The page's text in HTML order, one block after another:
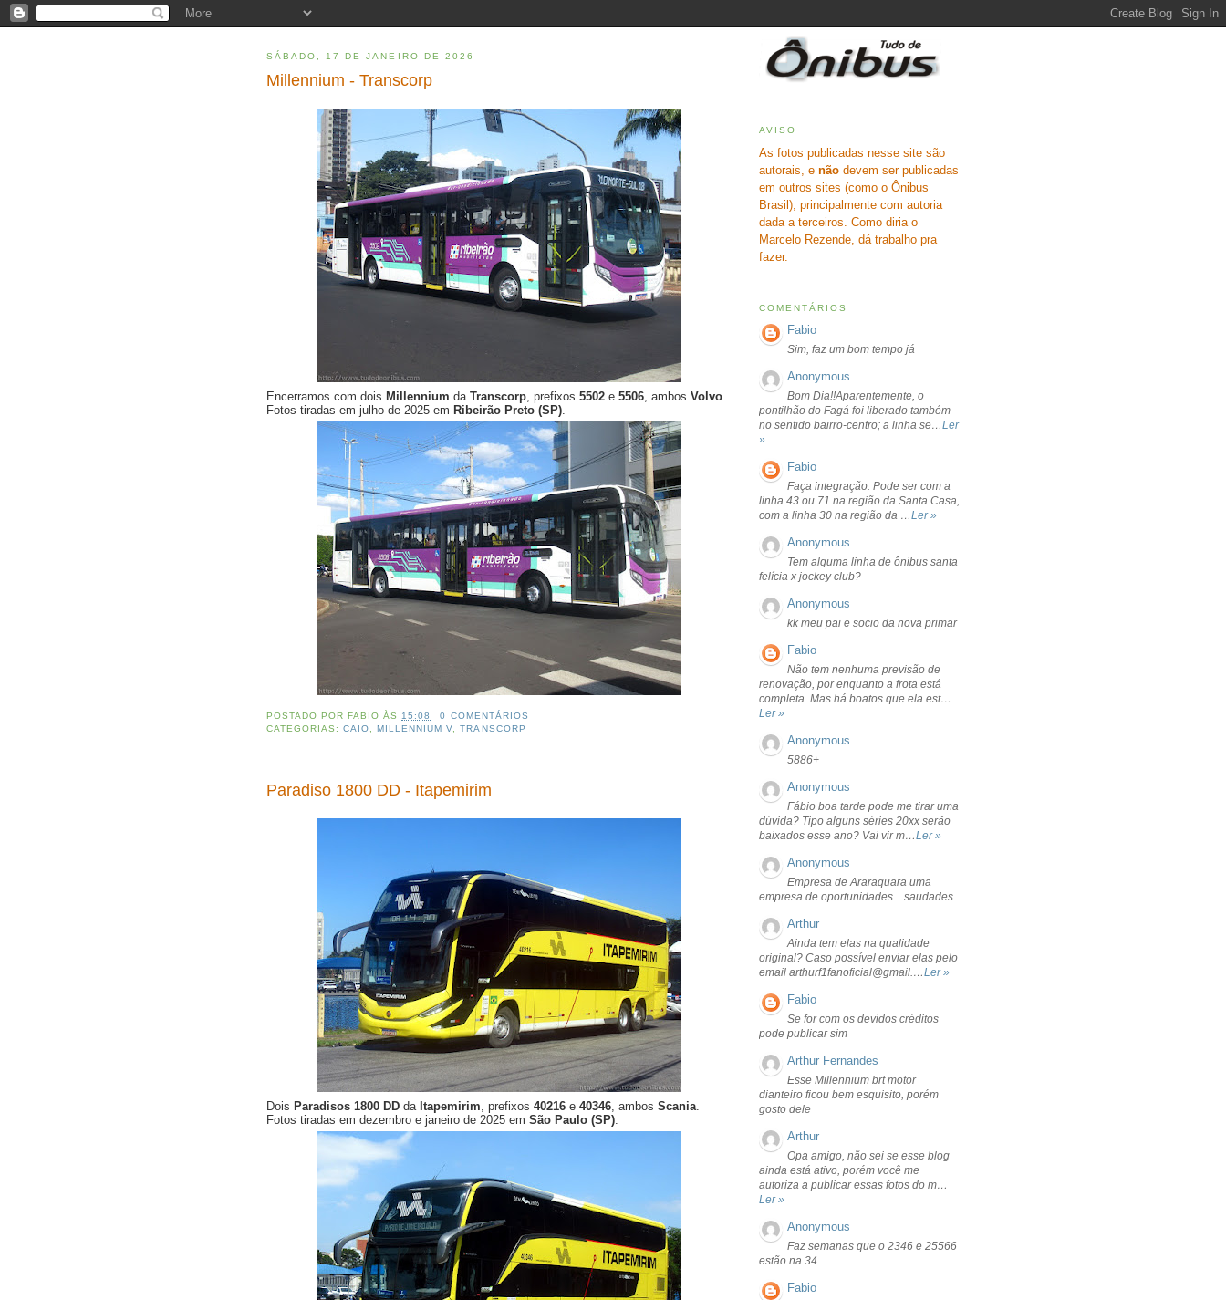
SÁBADO, 17 DE JANEIRO DE 2026
Millennium - Transcorp
Encerramos com dois Millennium da Transcorp, prefixos 5502 e 5506, ambos Volvo.
Fotos tiradas em julho de 2025 em Ribeirão Preto (SP).
POSTADO PORFABIO ÀS 15:08
0 COMENTÁRIOS
CATEGORIAS:CAIO ,MILLENNIUM V ,TRANSCORP
Paradiso 1800 DD - Itapemirim
Dois Paradisos 1800 DD da Itapemirim, prefixos 40216 e 40346, ambos Scania.
Fotos tiradas em dezembro e janeiro de 2025 em São Paulo (SP).
AVISO
As fotos publicadas nesse site são
autorais, e não devem ser publicadas
em outros sites (como o Ônibus
Brasil), principalmente com autoria
dada a terceiros. Como diria o
Marcelo Rezende, dá trabalho pra
fazer.
COMENTÁRIOS
Fabio
Sim, faz um bom tempo já
Anonymous
Bom Dia!!Aparentemente, o
pontilhão do Fagá foi liberado também
no sentido bairro-centro; a linha se…Ler
»
Fabio
Faça integração. Pode ser com a
linha 43 ou 71 na região da Santa Casa,
com a linha 30 na região da …Ler »
Anonymous
Tem alguma linha de ônibus santa
felícia x jockey club?
Anonymous
kk meu pai e socio da nova primar
Fabio
Não tem nenhuma previsão de
renovação, por enquanto a frota está
completa. Mas há boatos que ela est…
Ler »
Anonymous
5886+
Anonymous
Fábio boa tarde pode me tirar uma
dúvida? Tipo alguns séries 20xx serão
baixados esse ano? Vai vir m…Ler »
Anonymous
Empresa de Araraquara uma
empresa de oportunidades ...saudades.
Arthur
Ainda tem elas na qualidade
original? Caso possível enviar elas pelo
email arthurf1fanoficial@gmail.…Ler »
Fabio
Se for com os devidos créditos
pode publicar sim
Arthur Fernandes
Esse Millennium brt motor
dianteiro ficou bem esquisito, porém
gosto dele
Arthur
Opa amigo, não sei se esse blog
ainda está ativo, porém você me
autoriza a publicar essas fotos do m…
Ler »
Anonymous
Faz semanas que o 2346 e 25566
estão na 34.
Fabio